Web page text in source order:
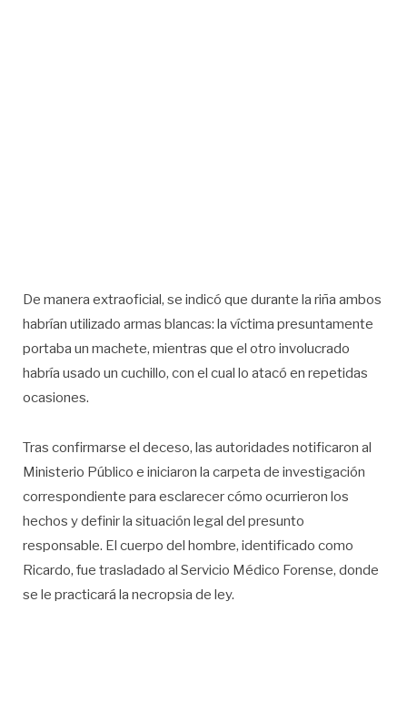
De manera extraoficial, se indicó que durante la riña ambos
habrían utilizado armas blancas: la víctima presuntamente
portaba un machete, mientras que el otro involucrado
habría usado un cuchillo, con el cual lo atacó en repetidas
ocasiones.
Tras confirmarse el deceso, las autoridades notificaron al
Ministerio Público e iniciaron la carpeta de investigación
correspondiente para esclarecer cómo ocurrieron los
hechos y definir la situación legal del presunto
responsable. El cuerpo del hombre, identificado como
Ricardo, fue trasladado al Servicio Médico Forense, donde
se le practicará la necropsia de ley.